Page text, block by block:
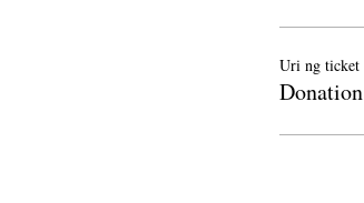
Uri ng ticket
Donation